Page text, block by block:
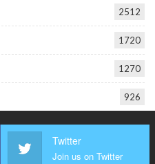
2512
1720
1270
926
Twitter
Join us on Twitter